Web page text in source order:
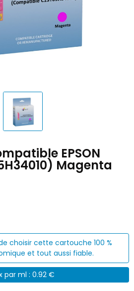
EPSON
Magenta
choisir cette cartouche 100 %
et tout aussi fiable.
par ml : 0.92 €